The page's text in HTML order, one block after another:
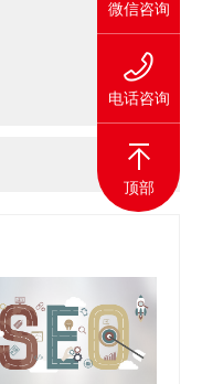
微信咨询
电话咨询
顶部